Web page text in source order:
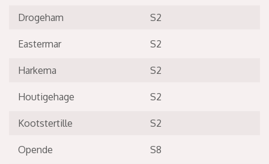
Drogeham S2
Eastermar S2
Harkema S2
Houtigehage S2
Kootstertille S2
Opende S8